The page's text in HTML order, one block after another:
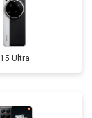
15 Ultra